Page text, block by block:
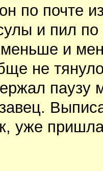
по почте
и пил
и
не
паузу
уже